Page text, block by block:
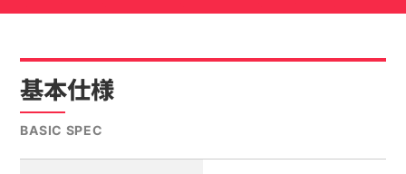
基本仕様
BASIC SPEC